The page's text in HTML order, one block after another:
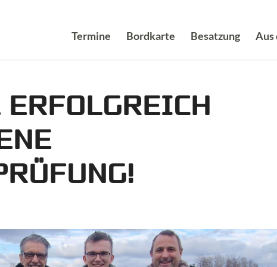
Termine Bordkarte Besatzung Aus